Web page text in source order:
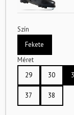
Szín
Fekete
Méret
29
30
37 38